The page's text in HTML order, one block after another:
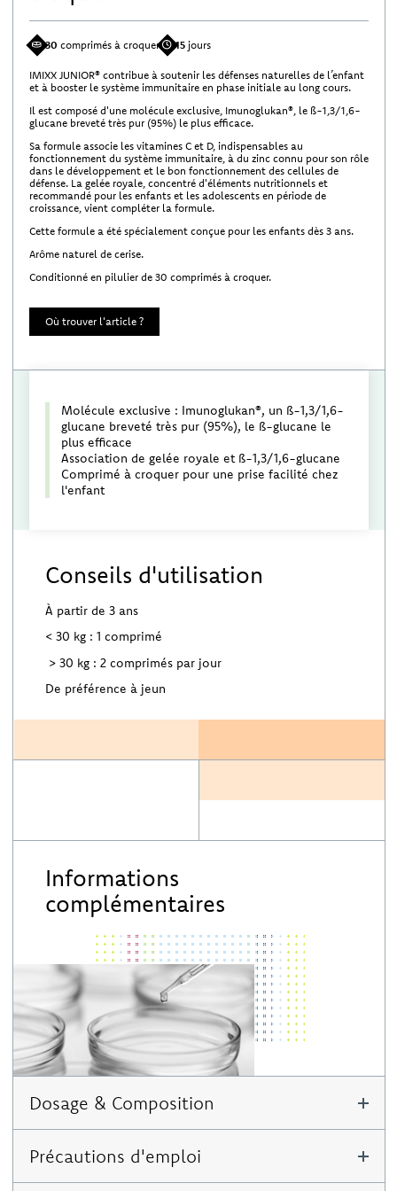
30 comprimés à croquer 15jours
IMIXX JUNIOR® contribue à soutenir les défenses naturelles de l’enfant
et à booster le système immunitaire en phase initiale au long cours.
Il est composé d'une molécule exclusive, Imunoglukan®, le ß-1,3/1,6-
glucane breveté très pur (95%) le plus efficace.
Sa formule associe les vitamines C et D, indispensables au
fonctionnement du système immunitaire, à du zinc connu pour son rôle
dans le développement et le bon fonctionnement des cellules de
défense. La gelée royale, concentré d'éléments nutritionnels et
recommandé pour les enfants et les adolescents en période de
croissance, vient compléter la formule.
Cette formule a été spécialement conçue pour les enfants dès 3 ans.
Arôme naturel de cerise.
Conditionné en pilulier de 30 comprimés à croquer.
Où trouver l'article ?
Molécule exclusive : Imunoglukan®, un ß-1,3/1,6-
glucane breveté très pur (95%), le ß-glucane le
plus efficace
Association de gelée royale et ß-1,3/1,6-glucane
Comprimé à croquer pour une prise facilité chez
l'enfant
Conseils d'utilisation
À partir de 3 ans
< 30 kg : 1 comprimé
> 30 kg : 2 comprimés par jour
De préférence à jeun
Informations
complémentaires
Dosage & Composition
Pour 2 comprimés à croquer :
Précautions d'emploi